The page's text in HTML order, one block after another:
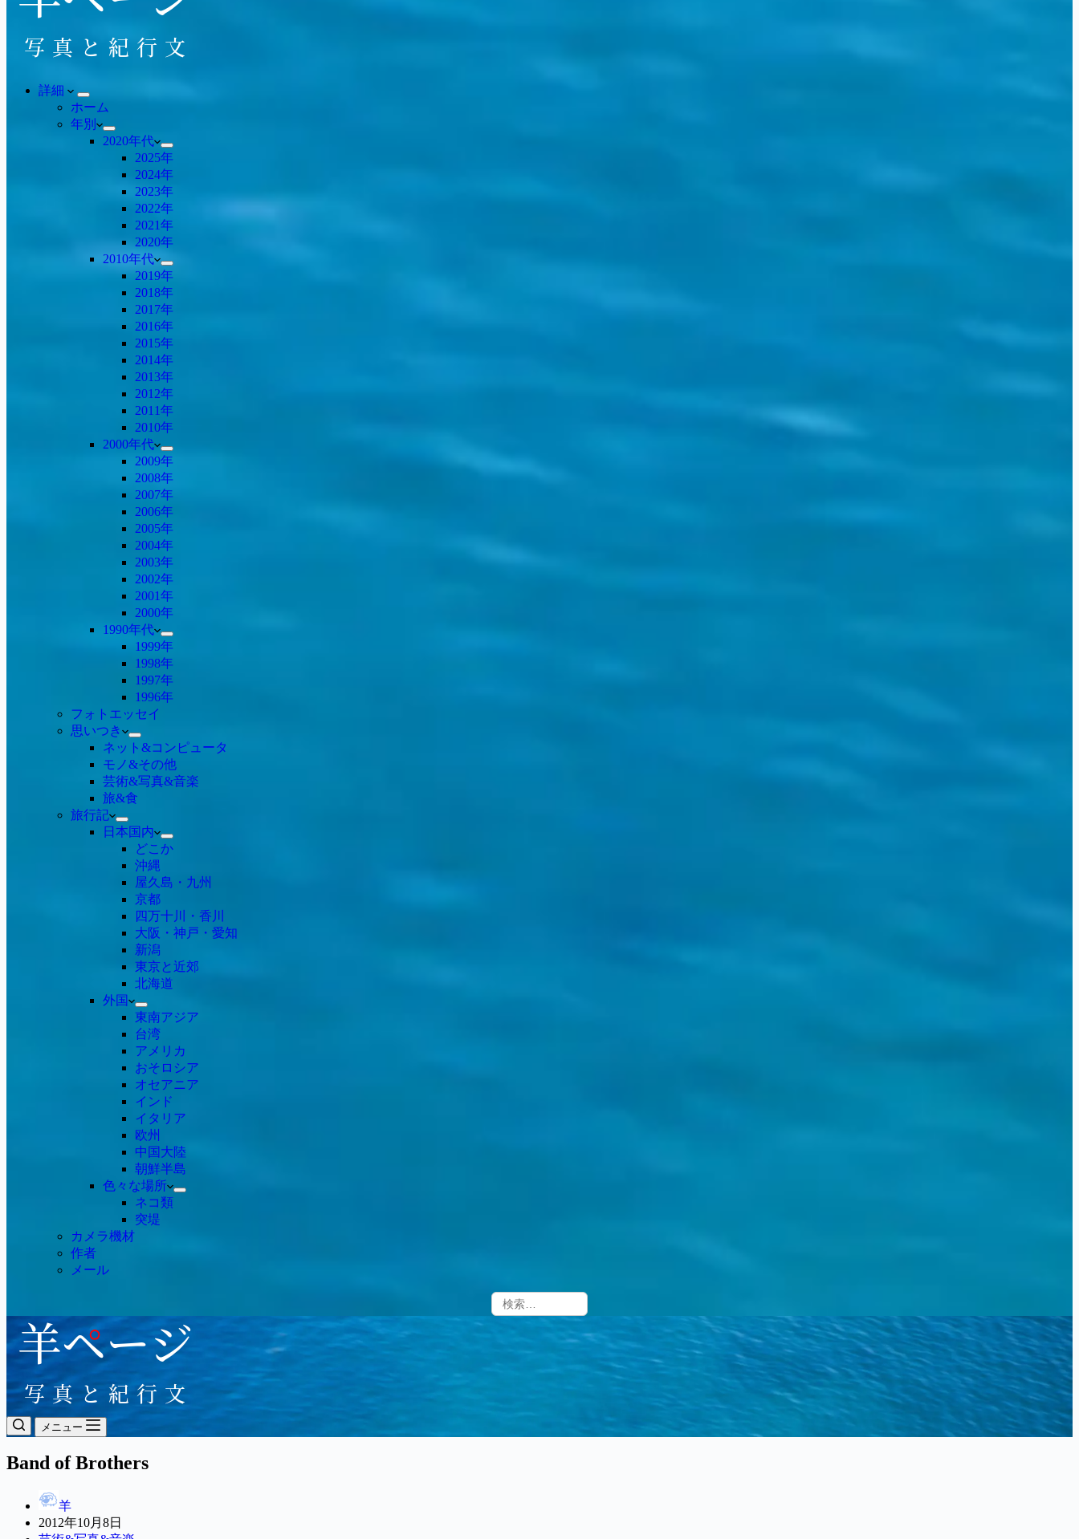
詳細
ホーム
年別
2020年代
2025年
2024年
2023年
2022年
2021年
2020年
2010年代
2019年
2018年
2017年
2016年
2015年
2014年
2013年
2012年
2011年
2010年
2000年代
2009年
2008年
2007年
2006年
2005年
2004年
2003年
2002年
2001年
2000年
1990年代
1999年
1998年
1997年
1996年
フォトエッセイ
思いつき
ネット&コンピュータ
モノ&その他
芸術&写真&音楽
旅&食
旅行記
日本国内
どこか
沖縄
屋久島・九州
京都
四万十川・香川
大阪・神戸・愛知
新潟
東京と近郊
北海道
外国
東南アジア
台湾
アメリカ
おそロシア
オセアニア
インド
イタリア
欧州
中国大陸
朝鮮半島
色々な場所
ネコ類
突堤
カメラ機材
作者
メール
メニュー
Band of Brothers
羊
2012年10月8日